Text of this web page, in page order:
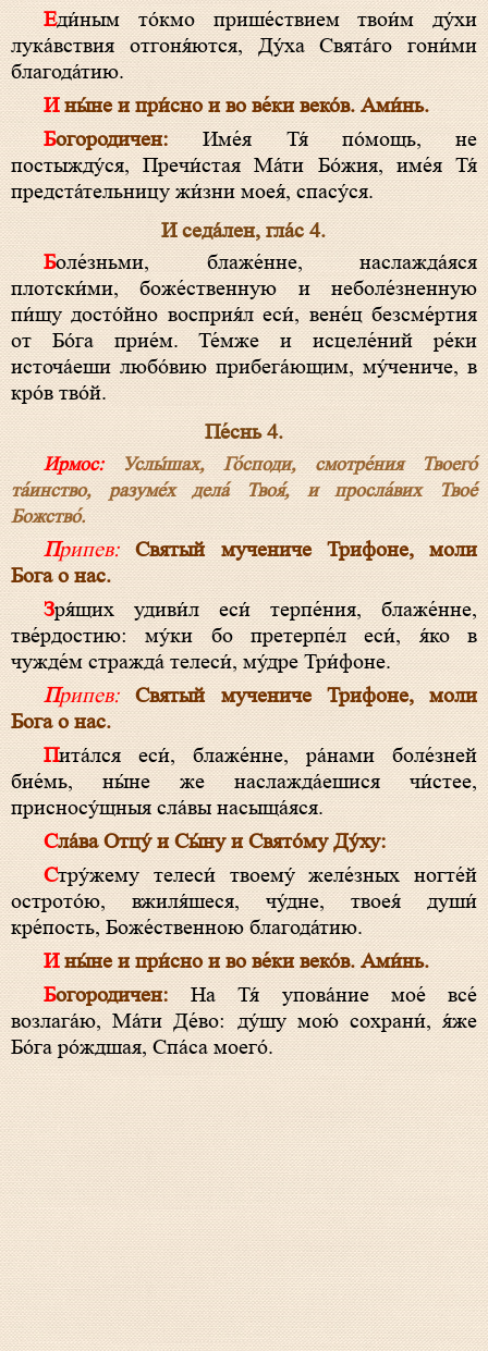
Еди́ным то́кмо прише́ствием твои́м ду́хи
лука́вствия отгоня́ются, Ду́ха Свята́го гони́ми
благода́тию.
И ны́не и при́сно и во ве́ки веко́в. Ами́нь.
Богородичен:Име́я Тя́ по́мощь, не
постыжду́ся, Пречи́стая Ма́ти Бо́жия, име́я Тя́
предста́тельницу жи́зни моея́, спасу́ся.
И седа́лен, гла́с 4.
Боле́зньми, блаже́нне, наслажда́яся
плотски́ми, боже́ственную и неболе́зненную
пи́щу досто́йно восприя́л еси́, вене́ц безсме́ртия
от Бо́га прие́м. Те́мже и исцеле́ний ре́ки
источа́еши любо́вию прибега́ющим, му́чениче, в
кро́в тво́й.
Пе́снь 4.
Ирмос:Услы́шах, Го́споди, смотре́ния Твоего́
та́инство, разуме́х дела́ Твоя́, и просла́вих Твое́
Божcтво́.
Припев:
Святый мучениче Трифоне, моли
Бога о нас.
Зря́щих удиви́л еси́ терпе́ния, блаже́нне,
тве́рдостию: му́ки бо претерпе́л еси́, я́ко в
чужде́м стражда́ телеси́, му́дре Три́фоне.
Припев:
Святый мучениче Трифоне, моли
Бога о нас.
Пита́лся еси́, блаже́нне, ра́нами боле́зней
бие́мь, ны́не же наслажда́ешися чи́стее,
присносу́щныя сла́вы насыща́яся.
Сла́ва Отцу́ и Сы́ну и Свято́му Ду́ху:
Стру́жему телеси́ твоему́ желе́зных ногте́й
острото́ю, вжиля́шеся, чу́дне, твоея́ души́
кре́пость, Боже́ственною благода́тию.
И ны́не и при́сно и во ве́ки веко́в. Ами́нь.
Богородичен: На Тя́ упова́ние мое́ все́
возлага́ю, Ма́ти Де́во: ду́шу мою́ сохрани́, я́же
Бо́га ро́ждшая, Спа́са моего́.